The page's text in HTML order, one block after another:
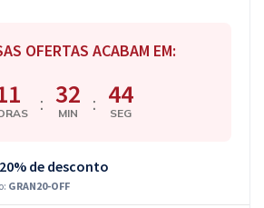
OFERTAS ACABAM EM:
: 32
MIN : 43
SEG
de desconto
GRAN20-OFF